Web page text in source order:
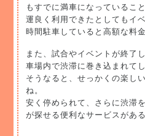
もすでに満車になっているこ
運良く利用できたとしてもイ
時間駐車していると高額な料
また、試合やイベントが終了
車場内で渋滞に巻き込まれて
そうなると、せっかくの楽し
ね。
安く停められて、さらに渋滞
が探せる便利なサービスがあ